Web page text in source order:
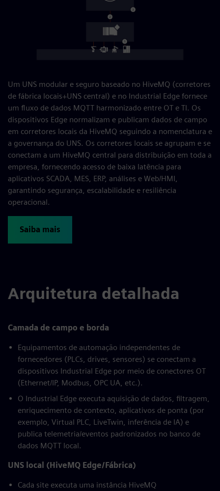
Um UNS modular e seguro baseado no HiveMQ (corretores
de fábrica locais+UNS central) e no Industrial Edge fornece
um fluxo de dados MQTT harmonizado entre OT e TI. Os
dispositivos Edge normalizam e publicam dados de campo
em corretores locais da HiveMQ seguindo a nomenclatura e
a governança do UNS. Os corretores locais se agrupam e se
conectam a um HiveMQ central para distribuição em toda a
empresa, fornecendo acesso de baixa latência para
aplicativos SCADA, MES, ERP, análises e Web/HMI,
garantindo segurança, escalabilidade e resiliência
operacional.
Saiba mais
Arquitetura detalhada
Camada de campo e borda
Equipamentos de automação independentes de
fornecedores (PLCs, drives, sensores) se conectam a
dispositivos Industrial Edge por meio de conectores OT
(Ethernet/IP, Modbus, OPC UA, etc.).
O Industrial Edge executa aquisição de dados, filtragem,
enriquecimento de contexto, aplicativos de ponta (por
exemplo, Virtual PLC, LiveTwin, inferência de IA) e
publica telemetria/eventos padronizados no banco de
dados MQTT local.
UNS local (HiveMQ Edge/Fábrica)
Cada site executa uma instância HiveMQ